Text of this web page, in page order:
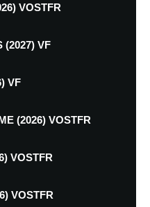
VOSTFR
(2027) VF
VF
(2026) VOSTFR
VOSTFR
VOSTFR